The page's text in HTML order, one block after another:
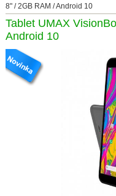
8" / 2GB RAM / Android 10
Tablet UMAX
Android 10